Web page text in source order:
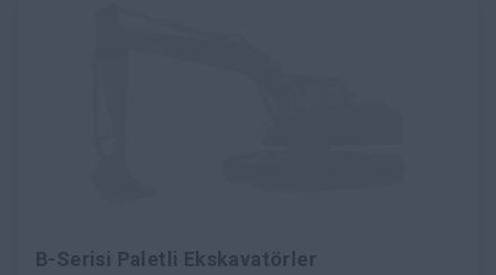
B-Serisi Paletli Ekskavatörler